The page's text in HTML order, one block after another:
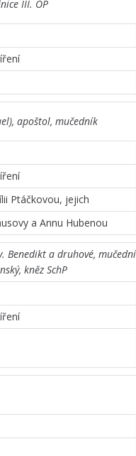
III. OP
apoštol, mučedník
Ptáčkovou, jejich
a Annu Hubenou
Benedikt a druhové,
kněz SchP